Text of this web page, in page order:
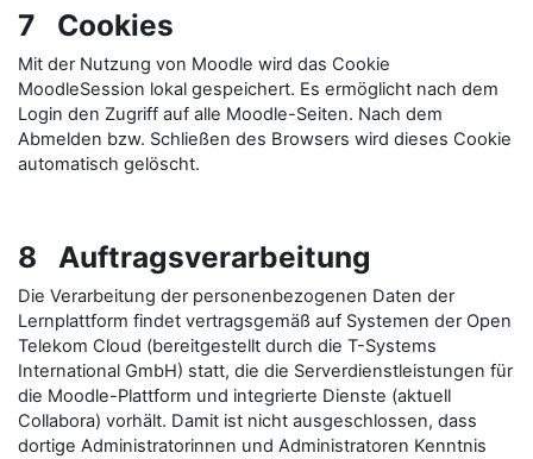
7 Cookies
Mit der Nutzung von Moodle wird das Cookie
MoodleSession lokal gespeichert. Es ermöglicht nach dem
Login den Zugriff auf alle Moodle-Seiten. Nach dem
Abmelden bzw. Schließen des Browsers wird dieses Cookie
automatisch gelöscht.
8 Auftragsverarbeitung
Die Verarbeitung der personenbezogenen Daten der
Lernplattform findet vertragsgemäß auf Systemen der Open
Telekom Cloud (bereitgestellt durch die T-Systems
International GmbH) statt, die die Serverdienstleistungen für
die Moodle-Plattform und integrierte Dienste (aktuell
Collabora) vorhält. Damit ist nicht ausgeschlossen, dass
dortige Administratorinnen und Administratoren Kenntnis